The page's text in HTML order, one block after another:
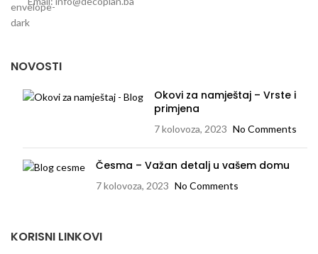
NOVOSTI
Okovi za namještaj – Vrste i
primjena
7 kolovoza, 2023 No Comments
Česma – Važan detalj u vašem domu
7 kolovoza, 2023 No Comments
KORISNI LINKOVI